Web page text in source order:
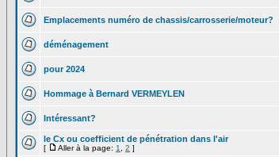
Emplacements numéro de chassis/carrosserie/moteur?
déménagement
pour 2024
Hommage à Bernard VERMEYLEN
Intéressant?
le Cx ou coefficient de pénétration dans l'air
[ Aller à la page: 1 2 ]